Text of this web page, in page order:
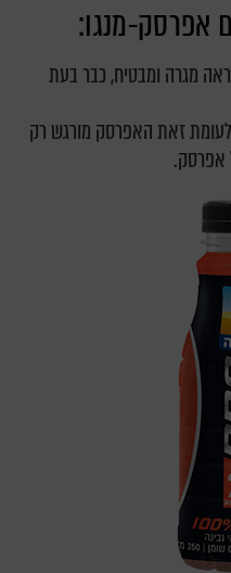
מגרה ומבטיח, כבר בעת
זאת האפרסק מורגש רק
אפרסק.